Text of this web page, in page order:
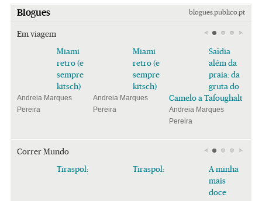
Blogues blogues.publico.pt
Em viagem
Miami
retro (e
sempre
kitsch)
Andreia Marques
Pereira
Miami
retro (e
sempre
kitsch)
Andreia Marques
Pereira
Saïdia
além da
praia: da
gruta do
Camelo a Tafoughalt
Andreia Marques
Pereira
Correr Mundo
Tiraspol:
Tiraspol:
A minha
mais
doce